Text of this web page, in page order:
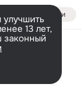
Войти
13 лет,
законный